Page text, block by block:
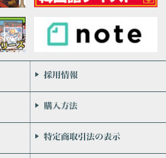
会社案内
お問い合わせ
個人情報保護方針